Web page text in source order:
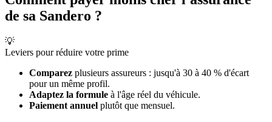
de sa Sandero ?
💡
Leviers pour réduire votre prime
Comparez plusieurs assureurs : jusqu'à 30 à 40 % d'écart
pour un même profil.
Adaptez la formule à l'âge réel du véhicule.
Paiement annuel plutôt que mensuel.